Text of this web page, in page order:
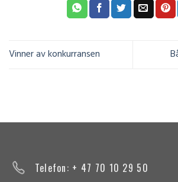
Vinner av konkurransen
Telefon: + 47 70 10 29 50